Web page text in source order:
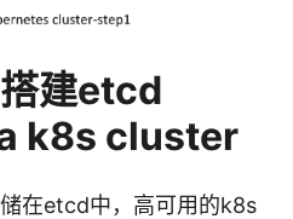
建etcd
k8s cluster
在etcd中，高可用的k8s